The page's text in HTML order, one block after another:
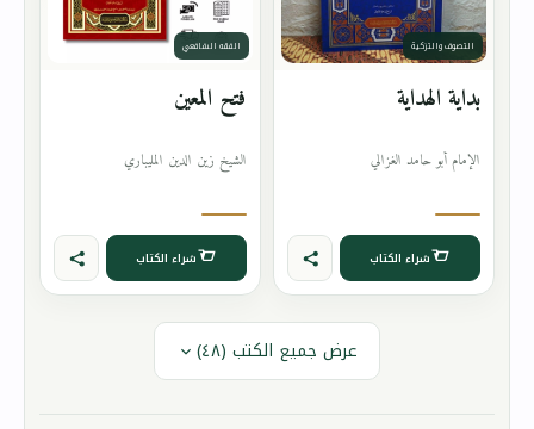
التصوف والتزكية
بداية الهداية
الإمام أبو حامد الغزالي
شراء الكتاب
الفقه الشافعي
فتح المعين
الشيخ زين الدين المليباري
شراء الكتاب
عرض جميع الكتب (٤٨)